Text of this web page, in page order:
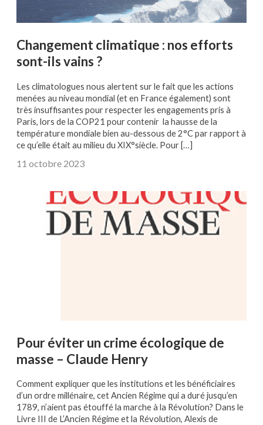
Changement climatique : nos efforts
sont-ils vains ?
Les climatologues nous alertent sur le fait que les actions
menées au niveau mondial (et en France également) sont
très insuffisantes pour respecter les engagements pris à
Paris, lors de la COP21 pour contenir la hausse de la
température mondiale bien au-dessous de 2°C par rapport à
ce qu’elle était au milieu du XIX°siècle. Pour […]
11 octobre 2023
Pour éviter un crime écologique de
masse – Claude Henry
Comment expliquer que les institutions et les bénéficiaires
d’un ordre millénaire, cet Ancien Régime qui a duré jusqu’en
1789, n’aient pas étouffé la marche à la Révolution? Dans le
Livre III de L’Ancien Régime et la Révolution, Alexis de